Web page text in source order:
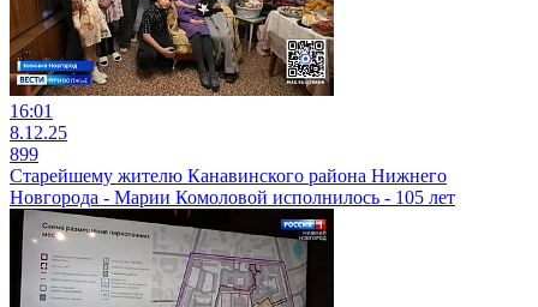
16:01
8.12.25
899
Старейшему жителю Канавинского района Нижнего
Новгорода - Марии Комоловой исполнилось - 105 лет